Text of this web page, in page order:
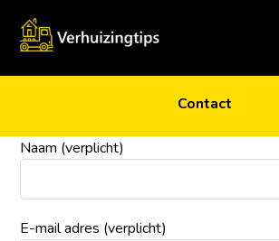
Contact
Naam (verplicht)
E-mail adres (verplicht)